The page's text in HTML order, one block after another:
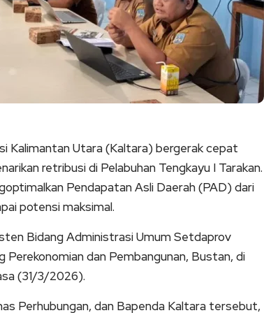
Kalimantan Utara (Kaltara) bergerak cepat
retribusi di Pelabuhan Tengkayu I Tarakan.
Pendapatan Asli Daerah (PAD) dari
potensi maksimal.
Bidang Administrasi Umum Setdaprov
dan Pembangunan, Bustan, di
(31/3/2026).
Perhubungan, dan Bapenda Kaltara tersebut,